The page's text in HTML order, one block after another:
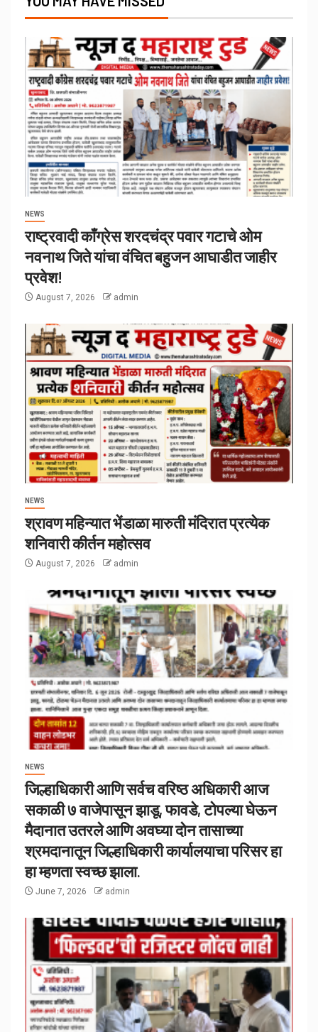
NEWS
राष्ट्रवादी काँग्रेस शरदचंद्र पवार गटाचे ओम
नवनाथ जिते यांचा वंचित बहुजन आघाडीत जाहीर
प्रवेश!
August 7, 2026 admin
NEWS
श्रावण महिन्यात भेंडाळा मारुती मंदिरात प्रत्येक
शनिवारी कीर्तन महोत्सव
August 7, 2026 admin
NEWS
जिल्हाधिकारी आणि सर्वच वरिष्ठ अधिकारी आज
सकाळी ७ वाजेपासून झाडू, फावडे, टोपल्या घेऊन
मैदानात उतरले आणि अवघ्या दोन तासाच्या
श्रमदानातून जिल्हाधिकारी कार्यालयाचा परिसर हा
हा म्हणता स्वच्छ झाला.
June 7, 2026 admin